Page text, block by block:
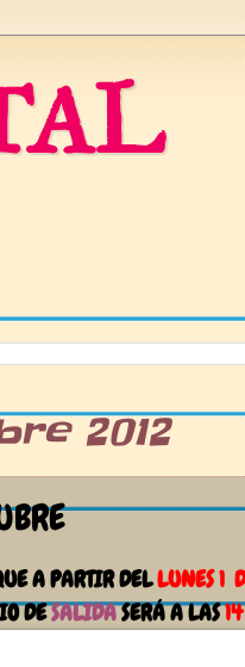
2012
A PARTIR DELLUNES 1
DESALIDASERÁ A LAS